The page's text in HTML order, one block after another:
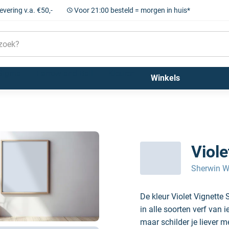
v.a. €50,- Voor 21:00 besteld = morgen in huis*
Winkels
Sherwin
De kleur Violet Vignette
in alle soorten verf van
maar schilder je liever